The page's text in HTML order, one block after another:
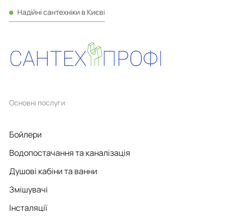
Надійні сантехніки в Києві
Основні послуги
Бойлери
Водопостачання та каналізація
Душові кабіни та ванни
Змішувачі
Інсталяції